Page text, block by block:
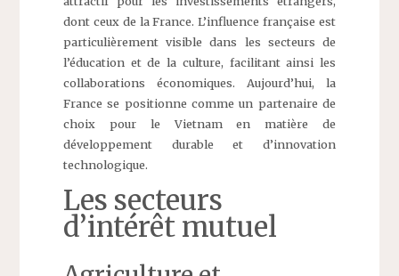
dont ceux de la France. L’influence française est
particulièrement visible dans les secteurs de
l’éducation et de la culture, facilitant ainsi les
collaborations économiques. Aujourd’hui, la
France se positionne comme un partenaire de
choix pour le Vietnam en matière de
développement durable et d’innovation
technologique.
Les secteurs
d’intérêt mutuel